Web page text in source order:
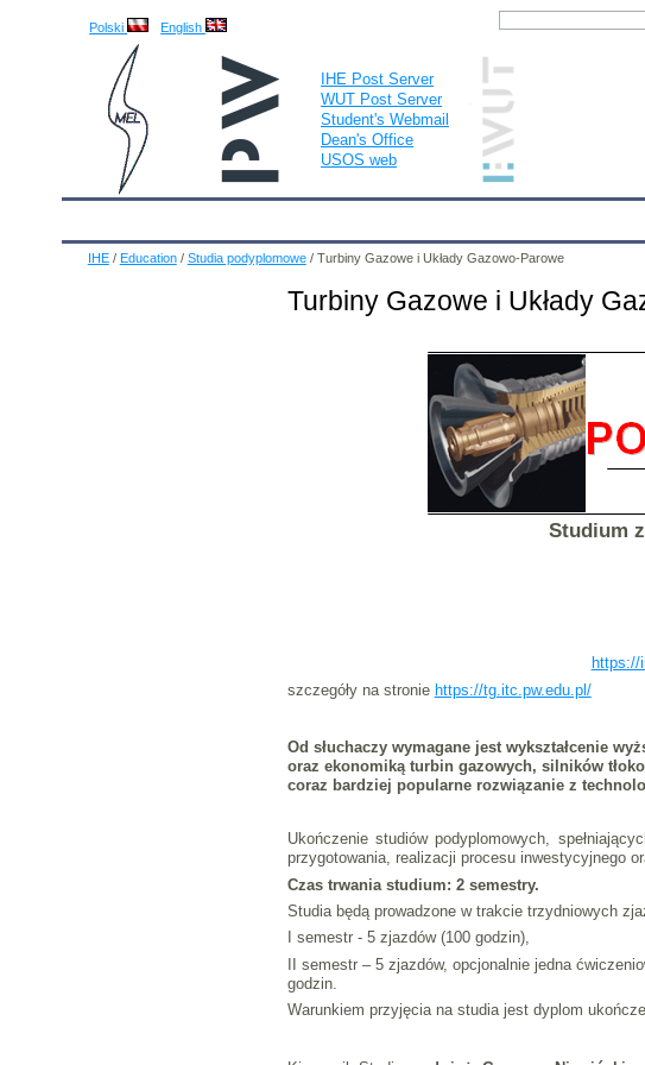
Polski English
IHE Post Server
WUT Post Server
Student's Webmail
Dean's Office
USOS web
IHE / Education / Studia podyplomowe / Turbiny Gazowe i Układy Gazowo-Parowe
Turbiny Gazowe i Układy
Studium
https://
szczegóły na stronie https://tg.itc.pw.edu.pl/
Od słuchaczy wymagane jest wykształcenie
oraz ekonomiką turbin gazowych, silników
coraz bardziej popularne rozwiązanie z
Ukończenie studiów podyplomowych,
przygotowania, realizacji procesu inwestycyjnego
Czas trwania studium: 2 semestry.
Studia będą prowadzone w trakcie trzydniowych
I semestr - 5 zjazdów (100 godzin),
II semestr – 5 zjazdów, opcjonalnie jedna
godzin.
Warunkiem przyjęcia na studia jest dyplom